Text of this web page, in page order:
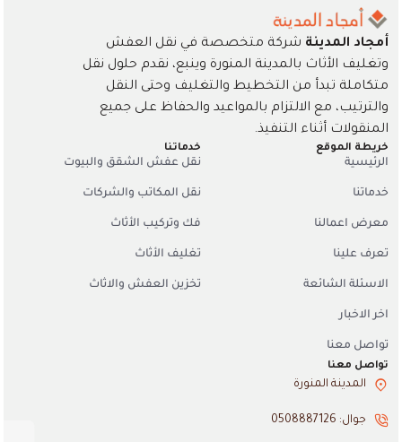
أمجاد المدينة شركة متخصصة في نقل العفش
وتغليف الأثاث بالمدينة المنورة وينبع، نقدم حلول نقل
متكاملة تبدأ من التخطيط والتغليف وحتى النقل
والترتيب، مع الالتزام بالمواعيد والحفاظ على جميع
المنقولات أثناء التنفيذ.
خريطة الموقع
الرئيسية
خدماتنا
معرض اعمالنا
تعرف علينا
الاسئلة الشائعة
اخر الاخبار
تواصل معنا
خدماتنا
نقل عفش الشقق والبيوت
نقل المكاتب والشركات
فك وتركيب الأثاث
تغليف الأثاث
تخزين العفش والاثاث
تواصل معنا
المدينة المنورة
جوال: 0508887126